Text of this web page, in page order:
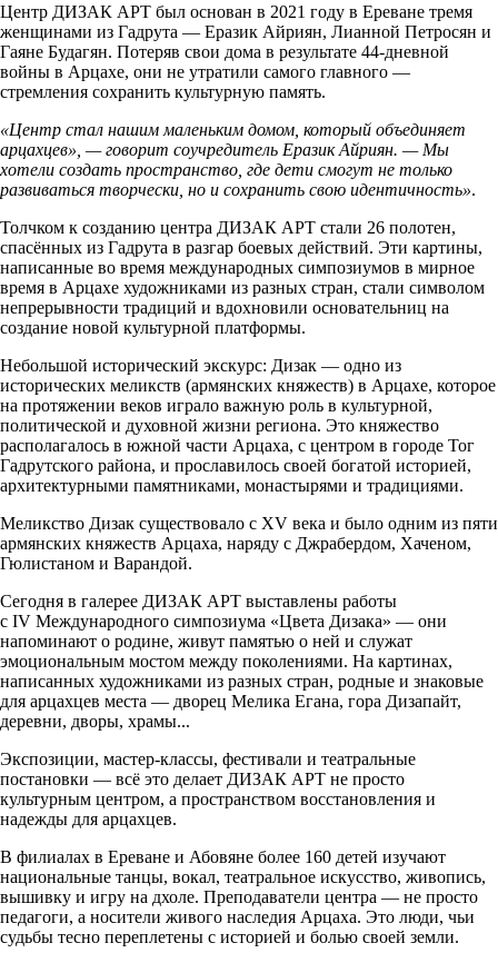
Центр ДИЗАК АРТ был основан в 2021 году в Ереване тремя
женщинами из Гадрута — Еразик Айриян, Лианной Петросян и
Гаяне Будагян. Потеряв свои дома в результате 44-дневной
войны в Арцахе, они не утратили самого главного —
стремления сохранить культурную память.
«Центр стал нашим маленьким домом, который объединяет
арцахцев», — говорит соучредитель Еразик Айриян. — Мы
хотели создать пространство, где дети смогут не только
развиваться творчески, но и сохранить свою идентичность».
Толчком к созданию центра ДИЗАК АРТ стали 26 полотен,
спасённых из Гадрута в разгар боевых действий. Эти картины,
написанные во время международных симпозиумов в мирное
время в Арцахе художниками из разных стран, стали символом
непрерывности традиций и вдохновили основательниц на
создание новой культурной платформы.
Небольшой исторический экскурс: Дизак — одно из
исторических меликств (армянских княжеств) в Арцахе, которое
на протяжении веков играло важную роль в культурной,
политической и духовной жизни региона. Это княжество
располагалось в южной части Арцаха, с центром в городе Тог
Гадрутского района, и прославилось своей богатой историей,
архитектурными памятниками, монастырями и традициями.
Меликство Дизак существовало с XV века и было одним из пяти
армянских княжеств Арцаха, наряду с Джрабердом, Хаченом,
Гюлистаном и Варандой.
Сегодня в галерее ДИЗАК АРТ выставлены работы
с IV Международного симпозиума «Цвета Дизака» — они
напоминают о родине, живут памятью о ней и служат
эмоциональным мостом между поколениями. На картинах,
написанных художниками из разных стран, родные и знаковые
для арцахцев места — дворец Мелика Егана, гора Дизапайт,
деревни, дворы, храмы...
Экспозиции, мастер-классы, фестивали и театральные
постановки — всё это делает ДИЗАК АРТ не просто
культурным центром, а пространством восстановления и
надежды для арцахцев.
В филиалах в Ереване и Абовяне более 160 детей изучают
национальные танцы, вокал, театральное искусство, живопись,
вышивку и игру на дхоле. Преподаватели центра — не просто
педагоги, а носители живого наследия Арцаха. Это люди, чьи
судьбы тесно переплетены с историей и болью своей земли.